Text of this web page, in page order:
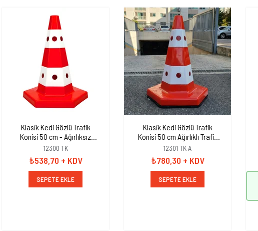
Klasik Kedi Gözlü Trafik
Konisi 50 cm - Ağırlıksız
Trafik Dubası
12300 TK
₺538,70 + KDV
SEPETE EKLE
Klasik Kedi Gözlü Trafik
Konisi 50 cm Ağırlıklı Trafik
Dubası
12301 TK A
₺780,30 + KDV
SEPETE EKLE